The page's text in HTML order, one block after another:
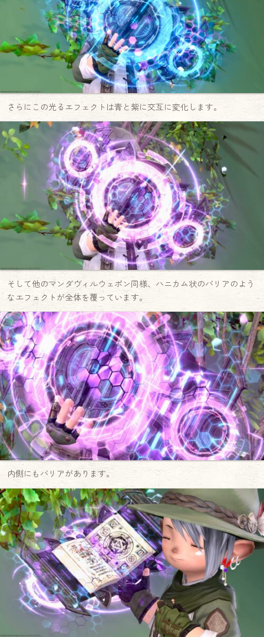
さらにこの光るエフェクトは青と紫に交互に変化します。
そして他のマンダヴィルウェポン同様、ハニカム状のバリアのよう
なエフェクトが全体を覆っています。
内側にもバリアがあります。